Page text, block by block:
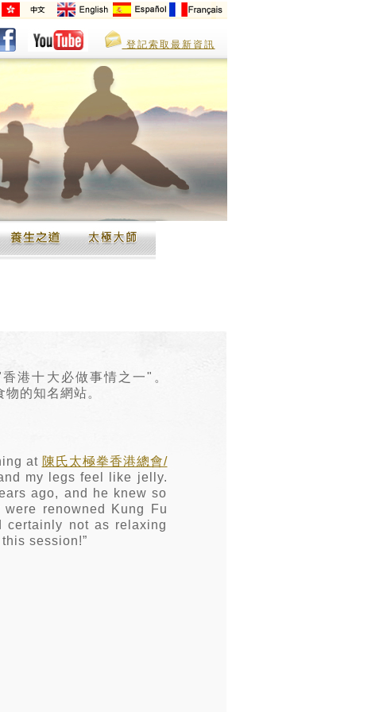
登記索取最新資訊
港十大必做事情之一"。
的知名網站。
at 陳氏太極拳香港總會/
my legs feel like jelly.
ago, and he knew so
renowned Kung Fu
not as relaxing
session!”